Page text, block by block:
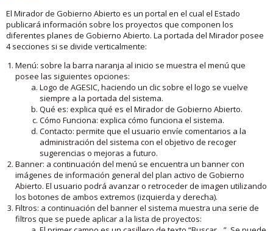
El Mirador de Gobierno Abierto es un portal en el cual el Estado
publicará información sobre los proyectos que componen los
diferentes planes de Gobierno Abierto. La portada del Mirador posee
4 secciones si se divide verticalmente:
Menú: sobre la barra naranja al inicio se muestra el menú que
posee las siguientes opciones:
Logo de AGESIC, haciendo un clic sobre el logo se vuelve
siempre a la portada del sistema.
Qué es: explica qué es el Mirador de Gobierno Abierto.
Cómo Funciona: explica cómo funciona el sistema.
Contacto: permite que el usuario envíe comentarios a la
administración del sistema con el objetivo de recoger
sugerencias o mejoras a futuro.
Banner: a continuación del menú se encuentra un banner con
imágenes de información general del plan activo de Gobierno
Abierto. El usuario podrá avanzar o retroceder de imagen utilizando
los botones de ambos extremos (izquierda y derecha).
Filtros: a continuación del banner el sistema muestra una serie de
filtros que se puede aplicar a la lista de proyectos: